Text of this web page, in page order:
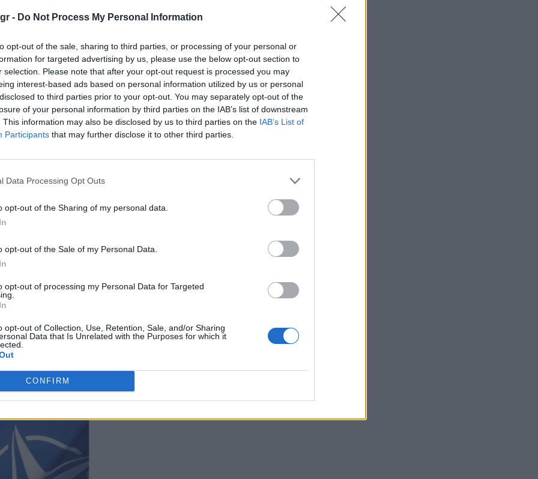
- Do Not Process My Personal Information
opt-out of the sale, sharing to third parties, or processing of your personal or
for targeted advertising by us, please use the below opt-out section to
selection. Please note that after your opt-out request is processed you may
interest-based ads based on personal information utilized by us or personal
to third parties prior to your opt-out. You may separately opt-out of the
of your personal information by third parties on the IAB’s list of downstream
This information may also be disclosed by us to third parties on the IAB’s List of
Participants that may further disclose it to other third parties.
Data Processing Opt Outs
opt-out of the Sharing of my personal data.
opt-out of the Sale of my Personal Data.
opt-out of processing my Personal Data for Targeted
opt-out of Collection, Use, Retention, Sale, and/or Sharing
Data that Is Unrelated with the Purposes for which it
CONFIRM
Πολιτικός στόχος του
η αποσύνδεση της
άμυνας από την
των ΗΠΑ
NYT: Οι ΗΠΑ μειώνουν
Δημοσίευμα της Welt am
Sonntag: Οι ΗΠΑ σχεδιάζουν
Ευρώπη